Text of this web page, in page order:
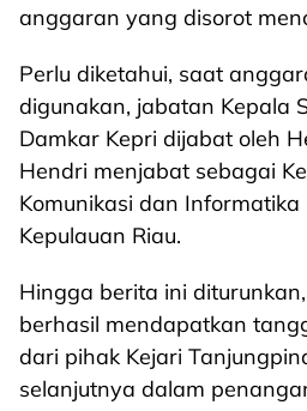
anggaran yang disorot
Perlu diketahui, saat
digunakan, jabatan Kepala
Damkar Kepri dijabat oleh
Hendri menjabat sebagai
Komunikasi dan
Kepulauan Riau.
Hingga berita ini
berhasil mendapatkan
dari pihak Kejari
selanjutnya dalam